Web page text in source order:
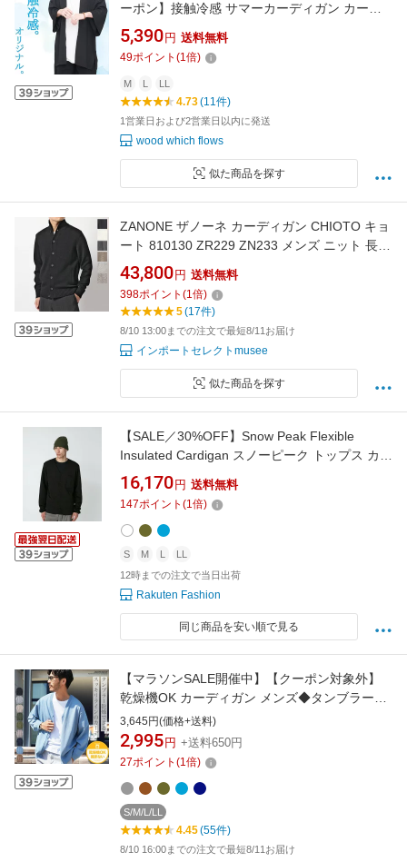
ーポン】接触冷感 サマーカーディガン カーデ
ィガン 夏 ロング [M便 1/1] 夏服 メンズ サマー
ジャケット 半袖カーディガン 半袖ジャケット
ロング丈 長め ロングカーディガン ロングカー
デ ブラック 黒
5,390 円 送料無料
49ポイント (1倍)
M L LL
4.73(11件)
1営業日および2営業日以内に発送
wood which flows
似た商品を探す
ZANONE ザノーネ カーディガン CHIOTO キョ
ート 810130 ZR229 ZN233 メンズ ニット 長袖
ウール メランジ カラー7色
43,800 円 送料無料
398ポイント (1倍)
5(17件)
8/10 13:00までの注文で最短8/11お届け
インポートセレクトmusee
似た商品を探す
【SALE／30%OFF】Snow Peak Flexible
Insulated Cardigan スノーピーク トップス カー
ディガン カーキグリーン ブラック ブルー ホワ
イト【送料無料】
16,170 円 送料無料
147ポイント (1倍)
S M L
LL
12時までの注文で当日出荷
Rakuten Fashion
同じ商品を安い順で見る
【マラソンSALE開催中】【クーポン対象外】
乾燥機OK カーディガン メンズ◆タンブラー乾
燥対応ドライタッチカーディガン◆洗える サマ
ーニット シンプル ベーシック カジュアル ビジ
ネス ハイゲージ 冷房対策 薄手 無地 ストレッチ
3,645円(価格+送料)
2,995 円 +送料650円
27ポイント (1倍)
S/M/L/LL
4.45(55件)
8/10 16:00までの注文で最短8/11お届け